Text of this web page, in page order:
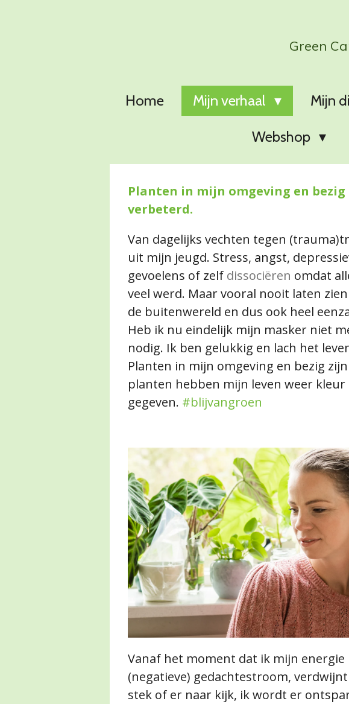
Green
Home Mijn verhaal Mijn
Webshop
Planten in mijn omgeving en
verbeterd.
Van dagelijks vechten tegen
uit mijn jeugd. Stress, angst,
gevoelens of zelf dissociëren omdat
veel werd. Maar vooral nooit laten
de buitenwereld en dus ook heel
Heb ik nu eindelijk mijn masker niet
nodig. Ik ben gelukkig en lach het
Planten in mijn omgeving en bezig
planten hebben mijn leven weer kleur
gegeven. #blijvangroen
Vanaf het moment dat ik mijn
(negatieve) gedachtestroom,
stek of er naar kijk, ik wordt er